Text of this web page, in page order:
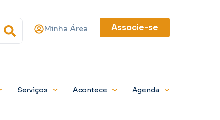
Minha Área Associe-se
Serviços Acontece Agenda